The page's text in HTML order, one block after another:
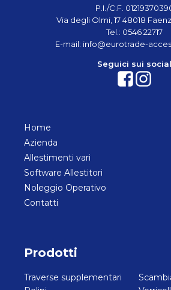
P.I./C.F.
Via degli Olmi, 17 48018
Tel.: 0546 22717
E-mail: info@eurotrade-
Seguici sui social
Home
Azienda
Allestimenti vari
Software Allestitori
Noleggio Operativo
Contatti
Prodotti
Traverse supplementari